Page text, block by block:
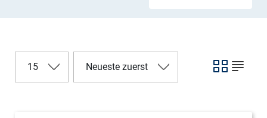
15 Neueste zuerst